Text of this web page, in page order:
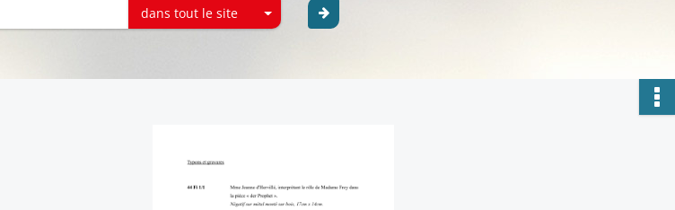
dans tout le site